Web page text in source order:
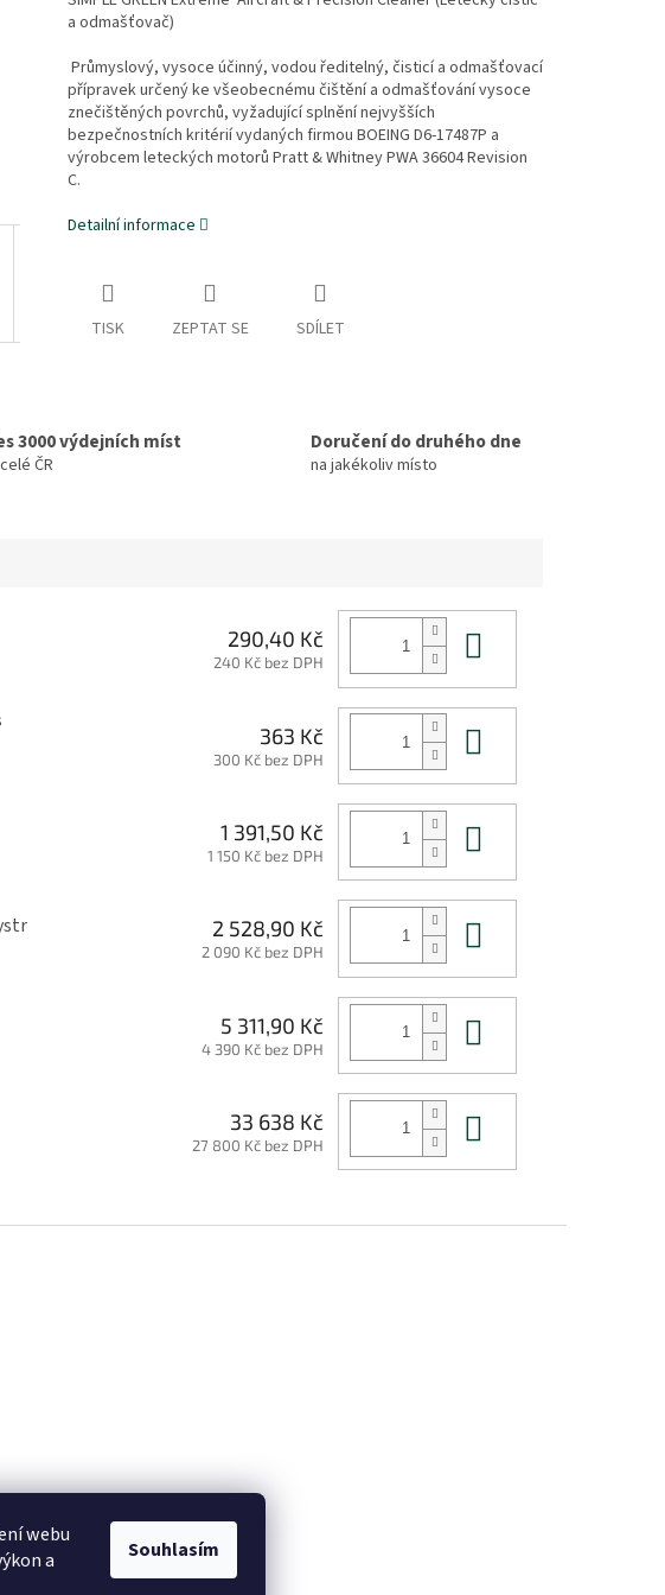
webu
a
Souhlasím
a odmašťovač)
Průmyslový, vysoce účinný, vodou ředitelný, čisticí a odmašťovací
přípravek určený ke všeobecnému čištění a odmašťování vysoce
znečištěných povrchů, vyžadující splnění nejvyšších
bezpečnostních kritérií vydaných firmou BOEING D6-17487P a
výrobcem leteckých motorů Pratt & Whitney PWA 36604 Revision
C.
Detailní informace
TISK ZEPTAT SE SDÍLET
3000 výdejních míst
ČR
Doručení do druhého dne
na jakékoliv místo
290,40 Kč
240 Kč bez DPH
363 Kč
300 Kč bez DPH
1 391,50 Kč
1 150 Kč bez DPH
2 528,90 Kč
2 090 Kč bez DPH
5 311,90 Kč
4 390 Kč bez DPH
33 638 Kč
27 800 Kč bez DPH